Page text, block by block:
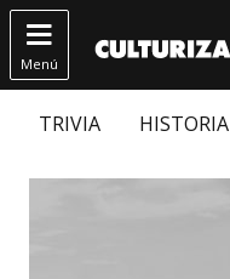

Menú
TRIVIA HISTORIA